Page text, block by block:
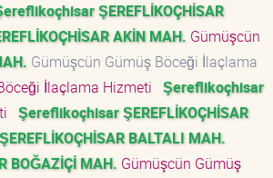
ŞEREFLİKOÇHİSAR
AKİN MAH. Gümüşcün
Gümüşcün Gümüş Böceği İlaçlama
İlaçlama Hizmeti Şereflikoçhisar
Şereflikoçhisar ŞEREFLİKOÇHİSAR
BALTALI MAH.
BOĞAZİÇİ MAH. Gümüşcün Gümüş